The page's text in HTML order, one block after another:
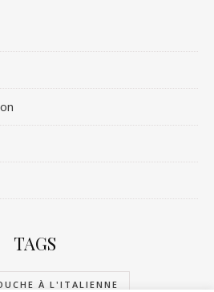
TAGS
À L'ITALIENNE